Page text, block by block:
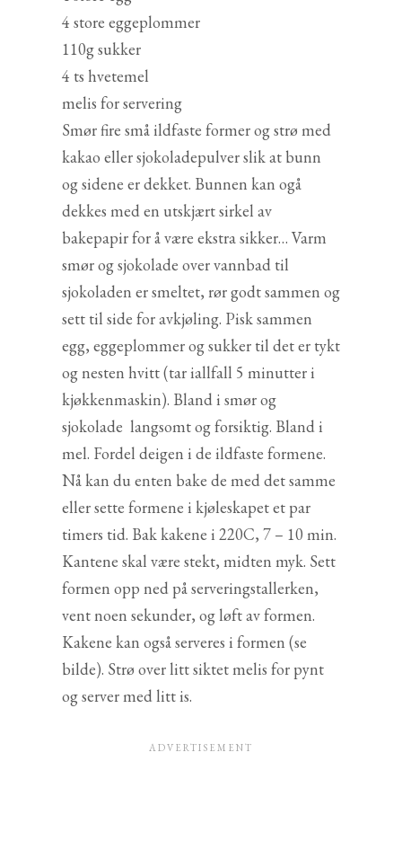
4 store eggeplommer
110g sukker
4 ts hvetemel
melis for servering
Smør fire små ildfaste former og strø med
kakao eller sjokoladepulver slik at bunn
og sidene er dekket. Bunnen kan ogå
dekkes med en utskjært sirkel av
bakepapir for å være ekstra sikker… Varm
smør og sjokolade over vannbad til
sjokoladen er smeltet, rør godt sammen og
sett til side for avkjøling. Pisk sammen
egg, eggeplommer og sukker til det er tykt
og nesten hvitt (tar iallfall 5 minutter i
kjøkkenmaskin). Bland i smør og
sjokolade langsomt og forsiktig. Bland i
mel. Fordel deigen i de ildfaste formene.
Nå kan du enten bake de med det samme
eller sette formene i kjøleskapet et par
timers tid. Bak kakene i 220C, 7 – 10 min.
Kantene skal være stekt, midten myk. Sett
formen opp ned på serveringstallerken,
vent noen sekunder, og løft av formen.
Kakene kan også serveres i formen (se
bilde). Strø over litt siktet melis for pynt
og server med litt is.